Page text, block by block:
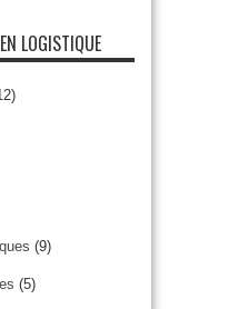
LOGISTIQUE
(9)
(5)